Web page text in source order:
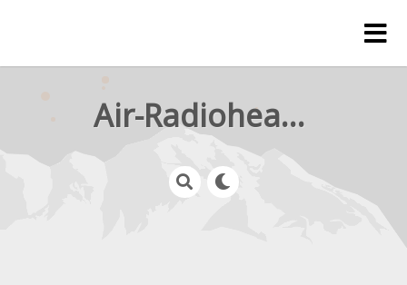
Air-Radiohead.com